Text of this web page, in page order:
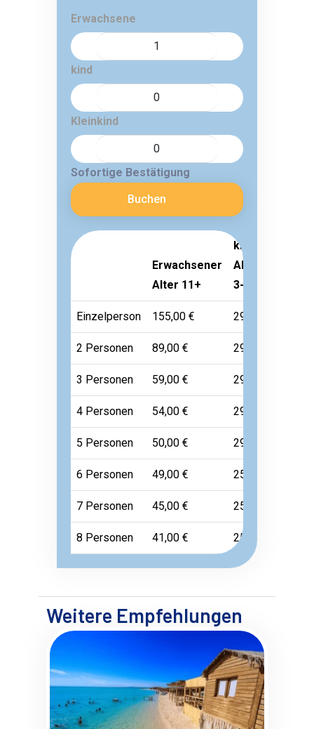
Erwachsene
kind
Kleinkind
Sofortige Bestätigung
Buchen
Erwachsener
Alter 11+
kind
Alter
3-10
Einzelperson 155,00 € 29,00 €
2 Personen 89,00 € 29,00 €
3 Personen 59,00 € 29,00 €
4 Personen 54,00 € 29,00 €
5 Personen 50,00 € 29,00 €
6 Personen 49,00 € 25,00 €
7 Personen 45,00 € 25,00 €
8 Personen 41,00 € 25,00 €
Weitere Empfehlungen